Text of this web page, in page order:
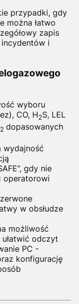
przypadki, gdy
można łatwo
zapis
i
wyboru
CO, H2S, LEL
2 dopasowanych
wydajność
gdy nie
operatorowi
w obsłudze
możliwość
odczyt
PC -
konfigurację